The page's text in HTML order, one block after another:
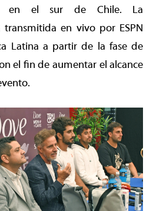
en el sur de Chile. La
transmitida en vivo por ESPN
Latina a partir de la fase de
el fin de aumentar el alcance